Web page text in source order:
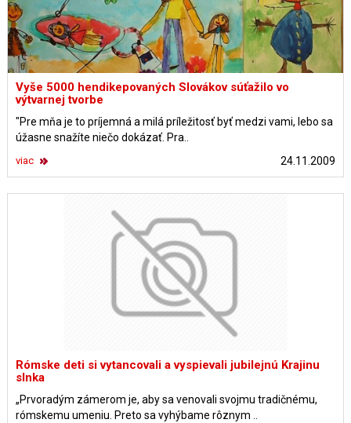
Vyše 5000 hendikepovaných Slovákov súťažilo vo
výtvarnej tvorbe
"Pre mňa je to príjemná a milá príležitosť byť medzi vami, lebo sa
úžasne snažíte niečo dokázať. Pra..
24.11.2009
viac
Rómske deti si vytancovali a vyspievali jubilejnú Krajinu
slnka
„Prvoradým zámerom je, aby sa venovali svojmu tradičnému,
rómskemu umeniu. Preto sa vyhýbame rôznym ..